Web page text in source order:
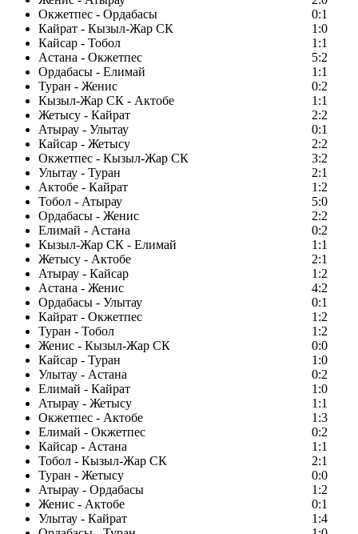
Окжетпес - Ордабасы
0:1
Кайрат - Кызыл-Жар СК
1:0
Кайсар - Тобол
1:1
Астана - Окжетпес
5:2
Ордабасы - Елимай
1:1
Туран - Женис
0:2
Кызыл-Жар СК - Актобе
1:1
Жетысу - Кайрат
2:2
Атырау - Улытау
0:1
Кайсар - Жетысу
2:2
Окжетпес - Кызыл-Жар СК
3:2
Улытау - Туран
2:1
Актобе - Кайрат
1:2
Тобол - Атырау
5:0
Ордабасы - Женис
2:2
Елимай - Астана
0:2
Кызыл-Жар СК - Елимай
1:1
Жетысу - Актобе
2:1
Атырау - Кайсар
1:2
Астана - Женис
4:2
Ордабасы - Улытау
0:1
Кайрат - Окжетпес
1:2
Туран - Тобол
1:2
Женис - Кызыл-Жар СК
0:0
Кайсар - Туран
1:0
Улытау - Астана
0:2
Елимай - Кайрат
1:0
Атырау - Жетысу
1:1
Окжетпес - Актобе
1:3
Елимай - Окжетпес
0:2
Кайсар - Астана
1:1
Тобол - Кызыл-Жар СК
2:1
Туран - Жетысу
0:0
Атырау - Ордабасы
1:2
Женис - Актобе
0:1
Улытау - Кайрат
1:4